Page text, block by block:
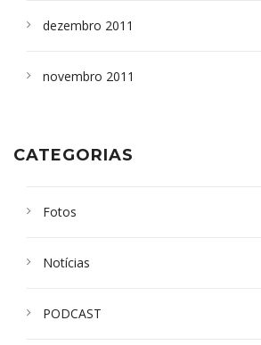
dezembro 2011
novembro 2011
CATEGORIAS
Fotos
Notícias
PODCAST